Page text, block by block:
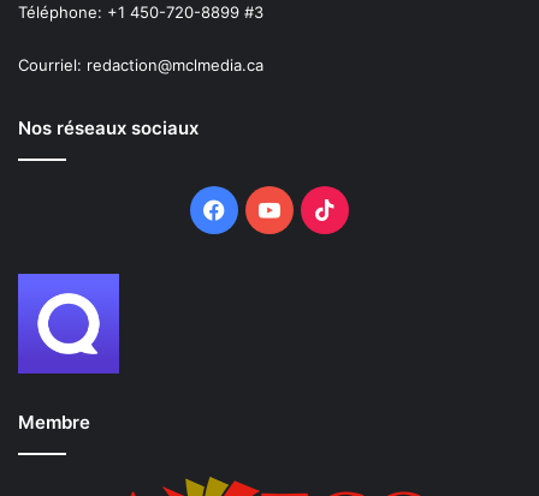
Téléphone: +1 450-720-8899 #3
Courriel: redaction@mclmedia.ca
Nos réseaux sociaux
Facebook
YouTubeTikTok
Membre